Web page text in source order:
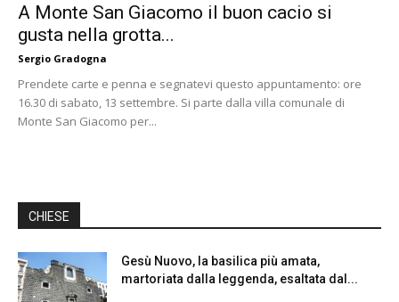
A Monte San Giacomo il buon cacio si
gusta nella grotta...
Sergio Gradogna
Prendete carte e penna e segnatevi questo appuntamento: ore
16.30 di sabato, 13 settembre. Si parte dalla villa comunale di
Monte San Giacomo per...
CHIESE
Gesù Nuovo, la basilica più amata,
martoriata dalla leggenda, esaltata dal...